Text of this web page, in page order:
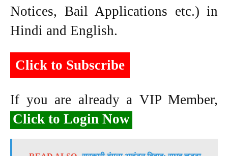
Notices, Bail Applications etc.) in
Hindi and English.
Click to Subscribe
If you are already a VIP Member,
Click to Login Now